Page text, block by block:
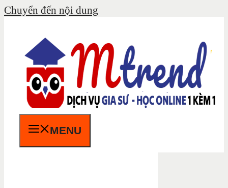
Chuyển đến nội dung
MENU